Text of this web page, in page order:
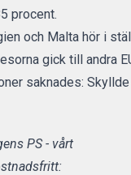
procent.
och Malta hör i
gick till andra
saknades:
PS - vårt